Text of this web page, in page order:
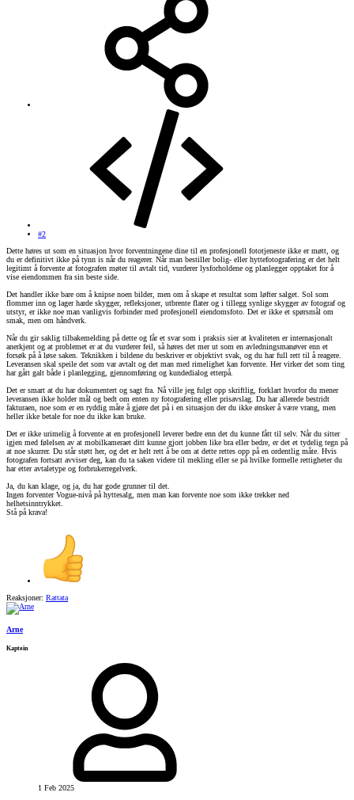
#2
Dette høres ut som en situasjon hvor forventningene dine til en profesjonell fototjeneste ikke er møtt, og
du er definitivt ikke på tynn is når du reagerer. Når man bestiller bolig- eller hyttefotografering er det helt
legitimt å forvente at fotografen møter til avtalt tid, vurderer lysforholdene og planlegger opptaket for å
vise eiendommen fra sin beste side.
Det handler ikke bare om å knipse noen bilder, men om å skape et resultat som løfter salget. Sol som
flommer inn og lager harde skygger, refleksjoner, utbrente flater og i tillegg synlige skygger av fotograf og
utstyr, er ikke noe man vanligvis forbinder med profesjonell eiendomsfoto. Det er ikke et spørsmål om
smak, men om håndverk.
Når du gir saklig tilbakemelding på dette og får et svar som i praksis sier at kvaliteten er internasjonalt
anerkjent og at problemet er at du vurderer feil, så høres det mer ut som en avledningsmanøver enn et
forsøk på å løse saken. Teknikken i bildene du beskriver er objektivt svak, og du har full rett til å reagere.
Leveransen skal speile det som var avtalt og det man med rimelighet kan forvente. Her virker det som ting
har gått galt både i planlegging, gjennomføring og kundedialog etterpå.
Det er smart at du har dokumentert og sagt fra. Nå ville jeg fulgt opp skriftlig, forklart hvorfor du mener
leveransen ikke holder mål og bedt om enten ny fotografering eller prisavslag. Du har allerede bestridt
fakturaen, noe som er en ryddig måte å gjøre det på i en situasjon der du ikke ønsker å være vrang, men
heller ikke betale for noe du ikke kan bruke.
Det er ikke urimelig å forvente at en profesjonell leverer bedre enn det du kunne fått til selv. Når du sitter
igjen med følelsen av at mobilkameraet ditt kunne gjort jobben like bra eller bedre, er det et tydelig tegn på
at noe skurrer. Du står støtt her, og det er helt rett å be om at dette rettes opp på en ordentlig måte. Hvis
fotografen fortsatt avviser deg, kan du ta saken videre til mekling eller se på hvilke formelle rettigheter du
har etter avtaletype og forbrukerregelverk.
Ja, du kan klage, og ja, du har gode grunner til det.
Ingen forventer Vogue-nivå på hyttesalg, men man kan forvente noe som ikke trekker ned
helhetsinntrykket.
Stå på krava!
Reaksjoner: Rattata
Arne
Kaptein
1 Feb 2025